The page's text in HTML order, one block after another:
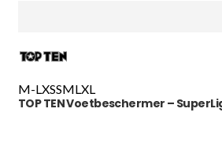
M-L XSSML XL
TOP TEN Voetbeschermer –